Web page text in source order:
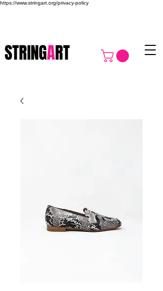
https://www.stringart.org/privacy-policy
STRINGART